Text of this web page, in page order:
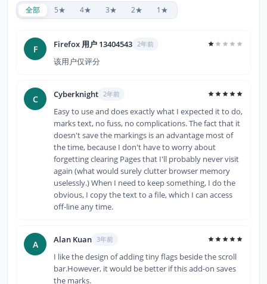
全部 5★ 4★ 3★ 2★ 1★
F Firefox 用户 13404543 2年前
该用户仅评分
C Cyberknight 2年前
Easy to use and does exactly what I expected it to do,
marks text, no fuss, no complications. The fact that it
doesn't save the markings is an advantage most of
the time, because I don't have to worry about
forgetting clearing Pages that I'll probably never visit
again (what would surely clutter browser memory
uselessly.) When I need to keep something, I do the
obvious, I copy the text to a file, which I can access
off-line any time.
A Alan Kuan 3年前
I like the design of adding tiny flags beside the scroll
bar.However, it would be better if this add-on saves
the marks.